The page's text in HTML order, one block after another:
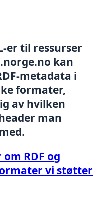
er til ressurser
kan
metadata i
formater,
av hvilken
man
om RDF og
vi støtter